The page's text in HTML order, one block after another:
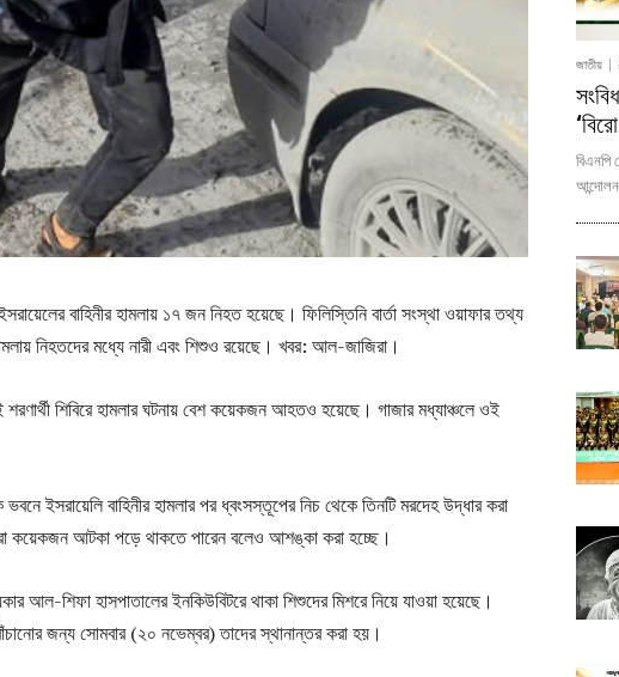
বাহিনীর হামলায় ১৭ জন নিহত হয়েছে। ফিলিস্তিনি বার্তা সংস্থা ওয়াফার তথ্য
নিহতদের মধ্যে নারী এবং শিশুও রয়েছে। খবর: আল-জাজিরা।
শিবিরে হামলার ঘটনায় বেশ কয়েকজন আহতও হয়েছে। গাজার মধ্যাঞ্চলে ওই
ইসরায়েলি বাহিনীর হামলার পর ধ্বংসস্তূপের নিচ থেকে তিনটি মরদেহ উদ্ধার করা
কয়েকজন আটকা পড়ে থাকতে পারেন বলেও আশঙ্কা করা হচ্ছে।
আল-শিফা হাসপাতালের ইনকিউবিটরে থাকা শিশুদের মিশরে নিয়ে যাওয়া হয়েছে।
জন্য সোমবার (২০ নভেম্বর) তাদের স্থানান্তর করা হয়।
জাতীয়
বিএনপি